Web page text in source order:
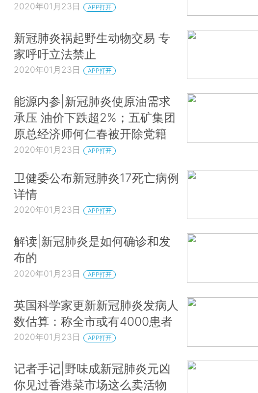
2020年01月23日 APP打开
新冠肺炎祸起野生动物交易 专
家呼吁立法禁止
2020年01月23日 APP打开
能源内参|新冠肺炎使原油需求
承压 油价下跌超2%；五矿集团
原总经济师何仁春被开除党籍
2020年01月23日 APP打开
卫健委公布新冠肺炎17死亡病例
详情
2020年01月23日 APP打开
解读|新冠肺炎是如何确诊和发
布的
2020年01月23日 APP打开
英国科学家更新新冠肺炎发病人
数估算：称全市或有4000患者
2020年01月23日 APP打开
记者手记|野味成新冠肺炎元凶
你见过香港菜市场这么卖活物